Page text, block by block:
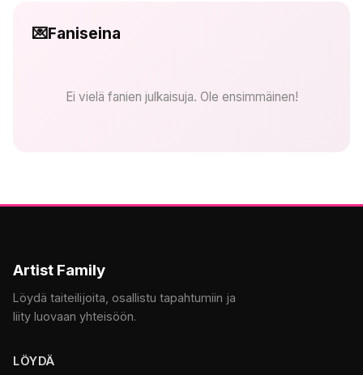
💌Faniseina
Ei vielä fanien julkaisuja. Ole ensimmäinen!
Artist Family
Löydä taiteilijoita, osallistu tapahtumiin ja
liity luovaan yhteisöön.
LÖYDÄ